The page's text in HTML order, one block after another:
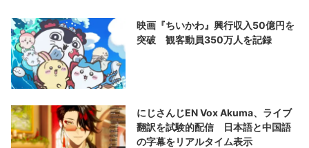
映画『ちいかわ』興行収入50億円を
突破 観客動員350万人を記録
にじさんじEN Vox Akuma、ライブ
翻訳を試験的配信 日本語と中国語
の字幕をリアルタイム表示